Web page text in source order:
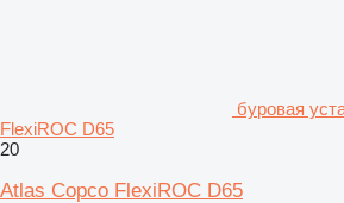
буровая
FlexiROC D65
20
Atlas Copco FlexiROC D65